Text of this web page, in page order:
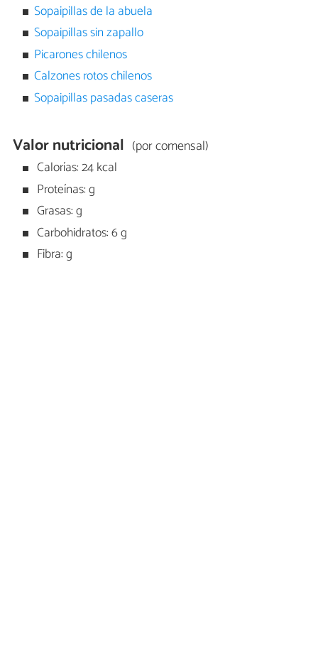
Sopaipillas de la abuela
Sopaipillas sin zapallo
Picarones chilenos
Calzones rotos chilenos
Sopaipillas pasadas caseras
Valor nutricional (por comensal)
Calorías: 24 kcal
Proteínas: g
Grasas: g
Carbohidratos: 6 g
Fibra: g